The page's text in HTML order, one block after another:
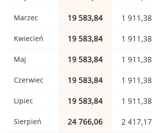
Marzec 19 583,84 1 911,38
Kwiecień 19 583,84 1 911,38
Maj 19 583,84 1 911,38
Czerwiec 19 583,84 1 911,38
Lipiec 19 583,84 1 911,38
Sierpień 24 766,06 2 417,17